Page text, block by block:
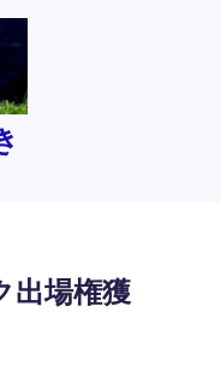
出場権獲